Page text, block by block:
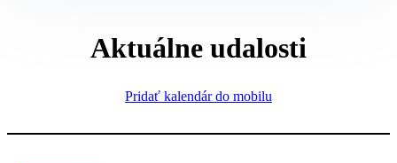
Aktuálne udalosti
Pridať kalendár do mobilu